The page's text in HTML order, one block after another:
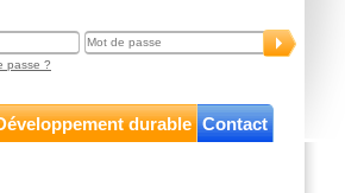
passe ?
durable Contact